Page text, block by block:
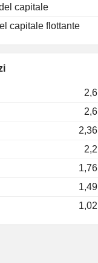
capitale
capitale flottante
2,6
2,6
2,36
2,2
1,76
1,49
1,02